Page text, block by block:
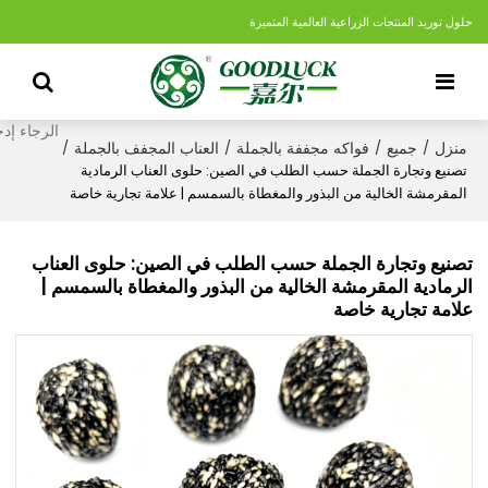
حلول توريد المنتجات الزراعية العالمية المتميزة
منزل / جميع / فواكه مجففة بالجملة / العناب المجفف بالجملة /
تصنيع وتجارة الجملة حسب الطلب في الصين: حلوى العناب الرمادية
المقرمشة الخالية من البذور والمغطاة بالسمسم | علامة تجارية خاصة
تصنيع وتجارة الجملة حسب الطلب في الصين: حلوى العناب
الرمادية المقرمشة الخالية من البذور والمغطاة بالسمسم |
علامة تجارية خاصة